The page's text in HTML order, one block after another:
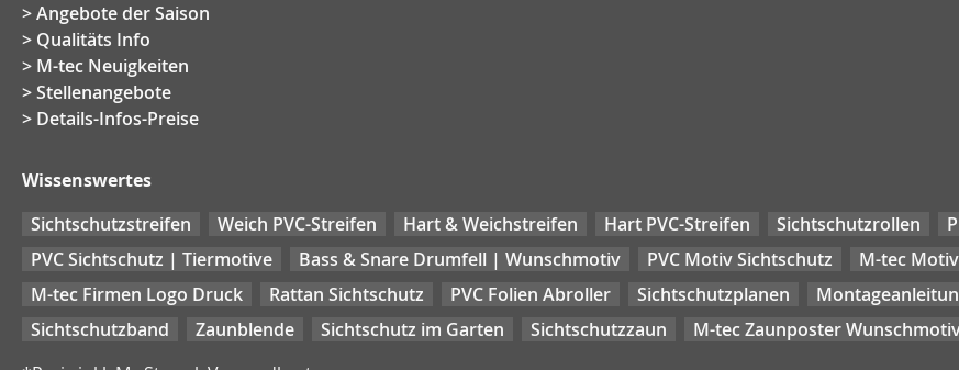
Angebote der Saison
Qualitäts Info
M-tec Neuigkeiten
Stellenangebote
Details-Infos-Preise
Wissenswertes
Sichtschutzstreifen
Weich PVC-Streifen Hart & Weichstreifen Hart PVC-Streifen Sichtschutzrollen
PVC Sichtschutz | Tiermotive
Bass & Snare Drumfell | Wunschmotiv PVC Motiv Sichtschutz M-tec
M-tec Firmen Logo Druck
Rattan Sichtschutz PVC Folien Abroller Sichtschutzplanen
Sichtschutzband
Zaunblende Sichtschutz im Garten Sichtschutzzaun
M-tec Zaunposter